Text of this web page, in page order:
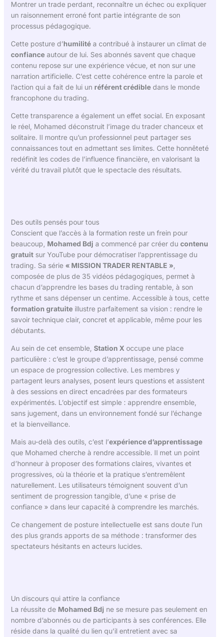
Montrer un trade perdant, reconnaître un échec ou expliquer
un raisonnement erroné font partie intégrante de son
processus pédagogique.
Cette posture d’humilitéa contribué à instaurer un climat de
confianceautour de lui. Ses abonnés savent que chaque
contenu repose sur une expérience vécue, et non sur une
narration artificielle. C’est cette cohérence entre la parole et
l’action qui a fait de lui un référent crédibledans le monde
francophone du trading.
Cette transparence a également un effet social. En exposant
le réel, Mohamed déconstruit l’image du trader chanceux et
solitaire. Il montre qu’un professionnel peut partager ses
connaissances tout en admettant ses limites. Cette honnêteté
redéfinit les codes de l’influence financière, en valorisant la
vérité du travail plutôt que le spectacle des résultats.
Des outils pensés pour tous
Conscient que l’accès à la formation reste un frein pour
beaucoup, Mohamed Bdj a commencé par créer du contenu
gratuitsur YouTube pour démocratiser l’apprentissage du
trading. Sa série « MISSION TRADER RENTABLE »,
composée de plus de 35 vidéos pédagogiques, permet à
chacun d’apprendre les bases du trading rentable, à son
rythme et sans dépenser un centime. Accessible à tous, cette
formation gratuiteillustre parfaitement sa vision : rendre le
savoir technique clair, concret et applicable, même pour les
débutants.
Au sein de cet ensemble, Station Xoccupe une place
particulière : c’est le groupe d’apprentissage, pensé comme
un espace de progression collective. Les membres y
partagent leurs analyses, posent leurs questions et assistent
à des sessions en direct encadrées par des formateurs
expérimentés. L’objectif est simple : apprendre ensemble,
sans jugement, dans un environnement fondé sur l’échange
et la bienveillance.
Mais au-delà des outils, c’est l’expérience d’apprentissage
que Mohamed cherche à rendre accessible. Il met un point
d’honneur à proposer des formations claires, vivantes et
progressives, où la théorie et la pratique s’entremêlent
naturellement. Les utilisateurs témoignent souvent d’un
sentiment de progression tangible, d’une « prise de
confiance » dans leur capacité à comprendre les marchés.
Ce changement de posture intellectuelle est sans doute l’un
des plus grands apports de sa méthode : transformer des
spectateurs hésitants en acteurs lucides.
Un discours qui attire la confiance
La réussite de Mohamed Bdj ne se mesure pas seulement en
nombre d’abonnés ou de participants à ses conférences. Elle
réside dans la qualité du lien qu’il entretient avec sa